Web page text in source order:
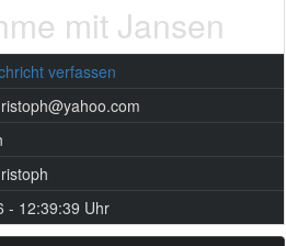
mit Jansen
verfassen
- 12:39:39 Uhr